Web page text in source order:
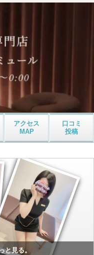
アクセス
MAP
口コミ
投稿
と見る。